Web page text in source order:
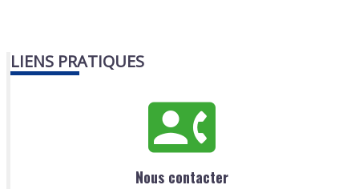
LIENS PRATIQUES
Nous contacter